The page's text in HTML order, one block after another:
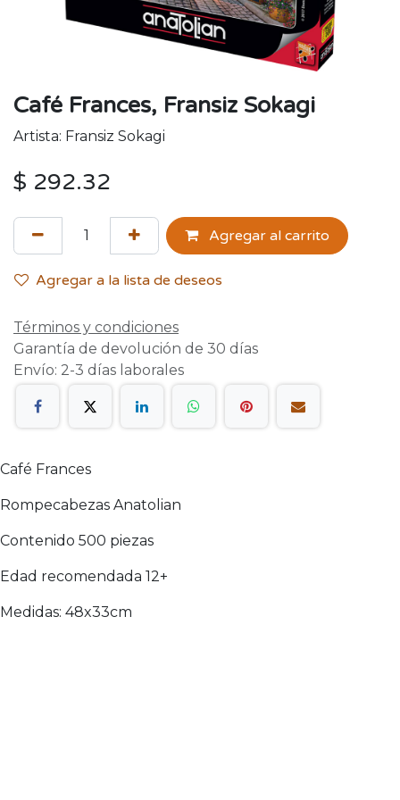
Café Frances, Fransiz Sokagi
Artista: Fransiz Sokagi
$ 292.32
Agregar al carrito
Agregar a la lista de deseos
Términos y condiciones
Garantía de devolución de 30 días
Envío: 2-3 días laborales
Café Frances
Rompecabezas Anatolian
Contenido 500 piezas
Edad recomendada 12+
Medidas: 48x33cm